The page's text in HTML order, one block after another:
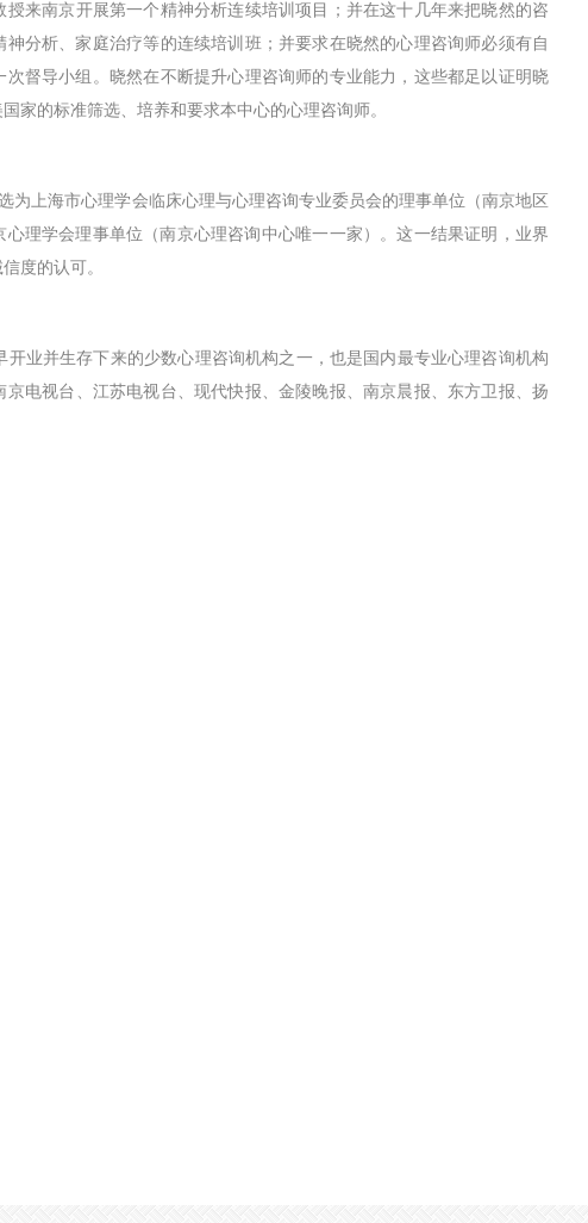
授来南京开展第一个精神分析连续培训项目；并在这十几年来把晓然的咨
分析、家庭治疗等的连续培训班；并要求在晓然的心理咨询师必须有自
督导小组。晓然在不断提升心理咨询师的专业能力，这些都足以证明晓
家的标准筛选、培养和要求本中心的心理咨询师。
为上海市心理学会临床心理与心理咨询专业委员会的理事单位（南京地区
心理学会理事单位（南京心理咨询中心唯一一家）。这一结果证明，业界
度的认可。
开业并生存下来的少数心理咨询机构之一，也是国内最专业心理咨询机构
电视台、江苏电视台、现代快报、金陵晚报、南京晨报、东方卫报、扬